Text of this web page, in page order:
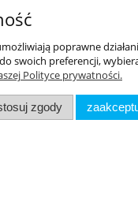
poprawne
swoich preferencji,
Polityce prywatności.
zgody